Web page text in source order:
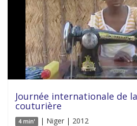
Journée internationale de
couturière
4 min' | Niger | 2012